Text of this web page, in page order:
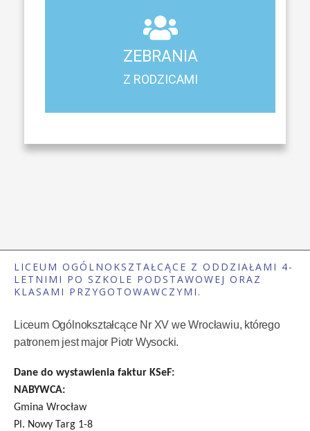
ZEBRANIA
Z RODZICAMI
ZEBRANIA
Z RODZICAMI
Harmonogram spotkań i konsultacji z rodzicami
LICEUM OGÓLNOKSZTAŁCĄCE Z ODDZIAŁAMI 4-
LETNIMI PO SZKOLE PODSTAWOWEJ ORAZ
KLASAMI PRZYGOTOWAWCZYMI.
Liceum Ogólnokształcące Nr XV we Wrocławiu, którego
patronem jest major Piotr Wysocki.
Dane do wystawienia faktur KSeF:
NABYWCA:
Gmina Wrocław
Pl. Nowy Targ 1-8